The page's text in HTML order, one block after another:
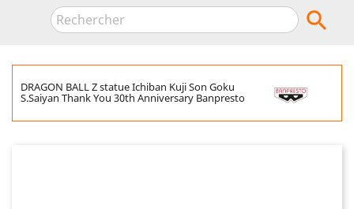

DRAGON BALL Z statue Ichiban Kuji Son Goku
S.Saiyan Thank You 30th Anniversary Banpresto